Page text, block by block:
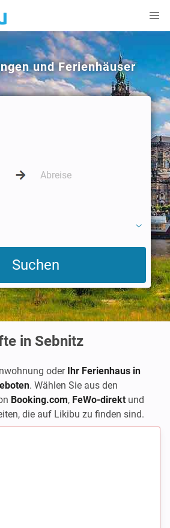
und Ferienhäuser
in Sebnitz
oder Ihr Ferienhaus in
. Wählen Sie aus den
Booking.com, FeWo-direkt und
die auf Likibu zu finden sind.